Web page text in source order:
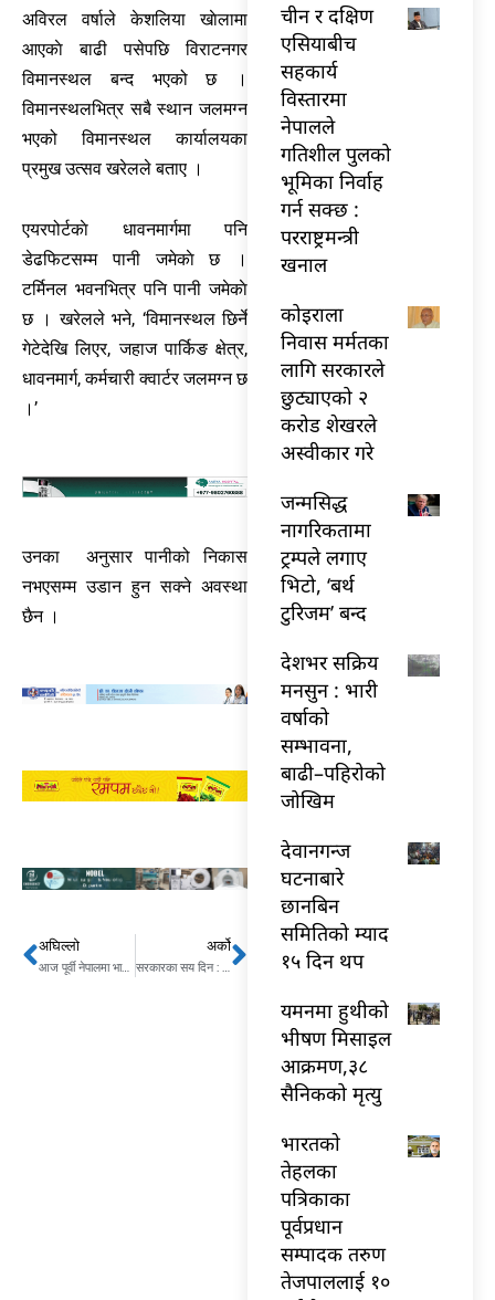
अविरल वर्षाले केशलिया खाेलामा
आएकाे बाढी पसेपछि विराटनगर
विमानस्थल बन्द भएको छ ।
विमानस्थलभित्र सबै स्थान जलमग्न
भएको विमानस्थल कार्यालयका
प्रमुख उत्सव खरेलले बताए ।
एयरपोर्टकाे धावनमार्गमा पनि
डेढफिटसम्म पानी जमेकाे छ ।
टर्मिनल भवनभित्र पनि पानी जमेकाे
छ । खरेलले भने, ‘विमानस्थल छिर्ने
गेटेदेखि लिएर, जहाज पार्किङ क्षेत्र,
धावनमार्ग, कर्मचारी क्वार्टर जलमग्न छ
।’
उनका अनुसार पानीको निकास
नभएसम्म उडान हुन सक्ने अवस्था
छैन ।
Prev
अघिल्लो
आज पूर्वी नेपालमा भारी वर्षाको सम्भावना, सतर्क रहन आग्रह
अर्को
सरकारका सय दिन : महामारी नियन्त्रणदेखि आर्थिक विकासका प्रयाससम्मNext
चीन र दक्षिण
एसियाबीच
सहकार्य
विस्तारमा
नेपालले
गतिशील पुलको
भूमिका निर्वाह
गर्न सक्छ :
परराष्ट्रमन्त्री
खनाल
कोइराला
निवास मर्मतका
लागि सरकारले
छुट्याएको २
करोड शेखरले
अस्वीकार गरे
जन्मसिद्ध
नागरिकतामा
ट्रम्पले लगाए
भिटो, ‘बर्थ
टुरिजम’ बन्द
देशभर सक्रिय
मनसुन : भारी
वर्षाको
सम्भावना,
बाढी–पहिरोको
जोखिम
देवानगन्ज
घटनाबारे
छानबिन
समितिको म्याद
१५ दिन थप
यमनमा हुथीको
भीषण मिसाइल
आक्रमण,३८
सैनिकको मृत्यु
भारतकाे
तेहलका
पत्रिकाका
पूर्वप्रधान
सम्पादक तरुण
तेजपाललाई १०